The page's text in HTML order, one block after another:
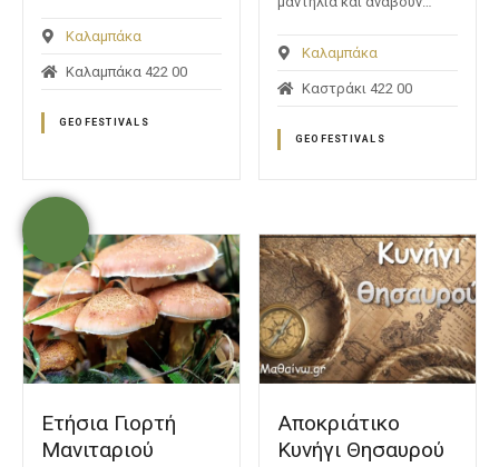
Καλαμπάκα
Καλαμπάκα 422 00
GEOFESTIVALS
Καλαμπάκα
Καστράκι 422 00
GEOFESTIVALS
Ετήσια Γιορτή
Μανιταριού
Αποκριάτικο
Κυνήγι Θησαυρού